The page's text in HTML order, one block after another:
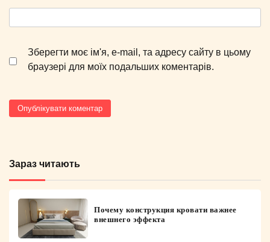
Зберегти моє ім'я, e-mail, та адресу сайту в цьому
браузері для моїх подальших коментарів.
Зараз читають
Почему конструкция кровати важнее
внешнего эффекта